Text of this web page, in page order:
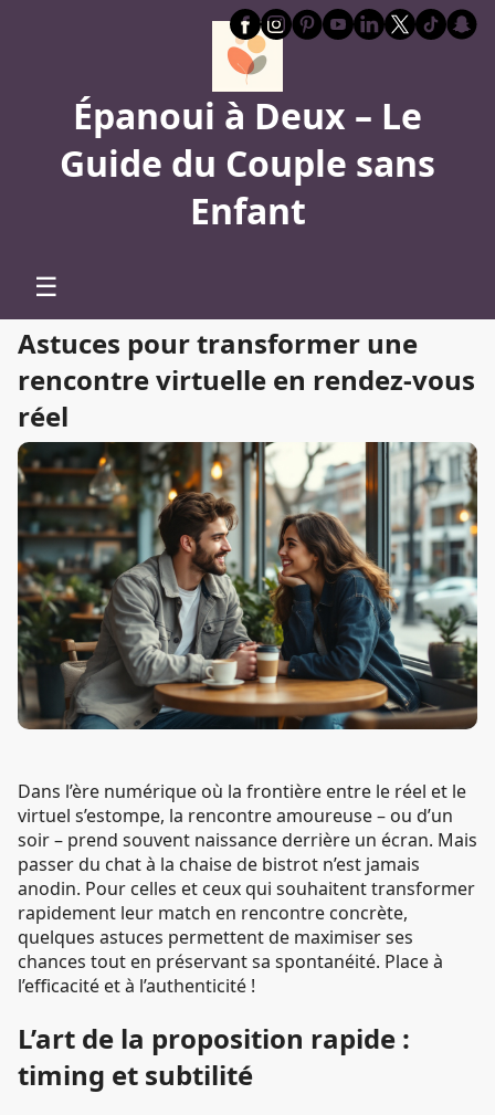
Épanoui à Deux – Le
Guide du Couple sans
Enfant
☰
Astuces pour transformer une
rencontre virtuelle en rendez-vous
réel
Dans l’ère numérique où la frontière entre le réel et le
virtuel s’estompe, la rencontre amoureuse – ou d’un
soir – prend souvent naissance derrière un écran. Mais
passer du chat à la chaise de bistrot n’est jamais
anodin. Pour celles et ceux qui souhaitent transformer
rapidement leur match en rencontre concrète,
quelques astuces permettent de maximiser ses
chances tout en préservant sa spontanéité. Place à
l’efficacité et à l’authenticité !
L’art de la proposition rapide :
timing et subtilité